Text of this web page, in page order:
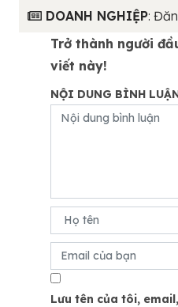
DOANH NGHIỆP:
Trở thành người
viết này!
NỘI DUNG BÌNH
Lưu tên của tôi,